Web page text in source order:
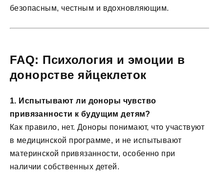
безопасным, честным и вдохновляющим.
FAQ: Психология и эмоции в
донорстве яйцеклеток
1. Испытывают ли доноры чувство
привязанности к будущим детям?
Как правило, нет. Доноры понимают, что участвуют
в медицинской программе, и не испытывают
материнской привязанности, особенно при
наличии собственных детей.